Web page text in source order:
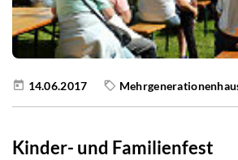
14.06.2017
Kinder- und Familienfest